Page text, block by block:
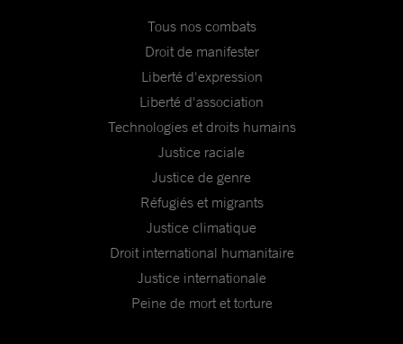
Tous nos combats
Droit de manifester
Liberté d'expression
Liberté d'association
Technologies et droits humains
Justice raciale
Justice de genre
Réfugiés et migrants
Justice climatique
Droit international humanitaire
Justice internationale
Peine de mort et torture